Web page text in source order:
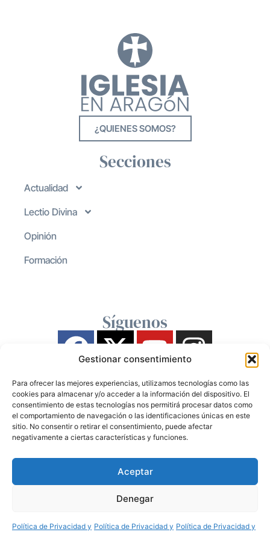
Gestionar consentimiento
Para ofrecer las mejores experiencias, utilizamos tecnologías como las
cookies para almacenar y/o acceder a la información del dispositivo. El
consentimiento de estas tecnologías nos permitirá procesar datos como
el comportamiento de navegación o las identificaciones únicas en este
sitio. No consentir o retirar el consentimiento, puede afectar
negativamente a ciertas características y funciones.
Aceptar
Denegar
Política de Privacidad y Política de Privacidad y Política de Privacidad y
¿QUIENES SOMOS?
Secciones
Actualidad
Lectio Divina
Opinión
Formación
Síguenos